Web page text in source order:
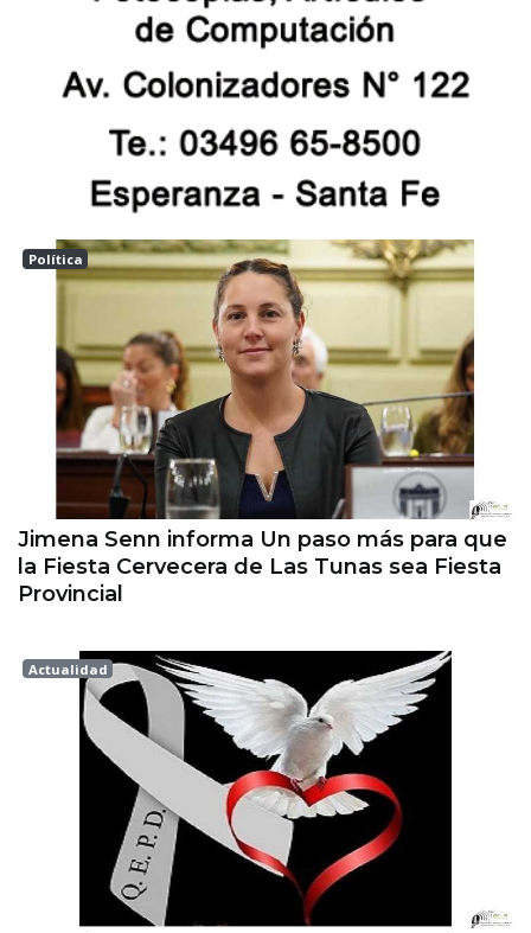
Política
Las tunas
Jimena Senn informa Un paso más para que
la Fiesta Cervecera de Las Tunas sea Fiesta
Provincial
Actualidad
Esperanza